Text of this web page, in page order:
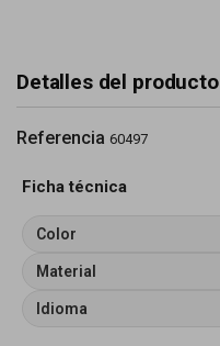
Detalles del producto
Referencia 60497
Ficha técnica
Color
Material
Idioma